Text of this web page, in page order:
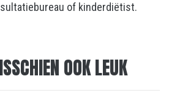
of kinderdiëtist.
OOK LEUK